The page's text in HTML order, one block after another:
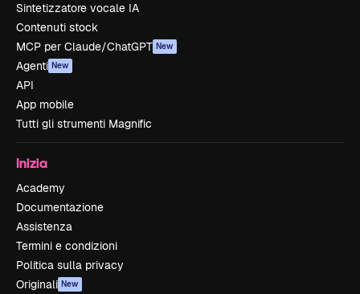
Sintetizzatore vocale IA
Contenuti stock
MCP per Claude/ChatGPT New
Agenti New
API
App mobile
Tutti gli strumenti Magnific
Inizia
Academy
Documentazione
Assistenza
Termini e condizioni
Politica sulla privacy
Originali New